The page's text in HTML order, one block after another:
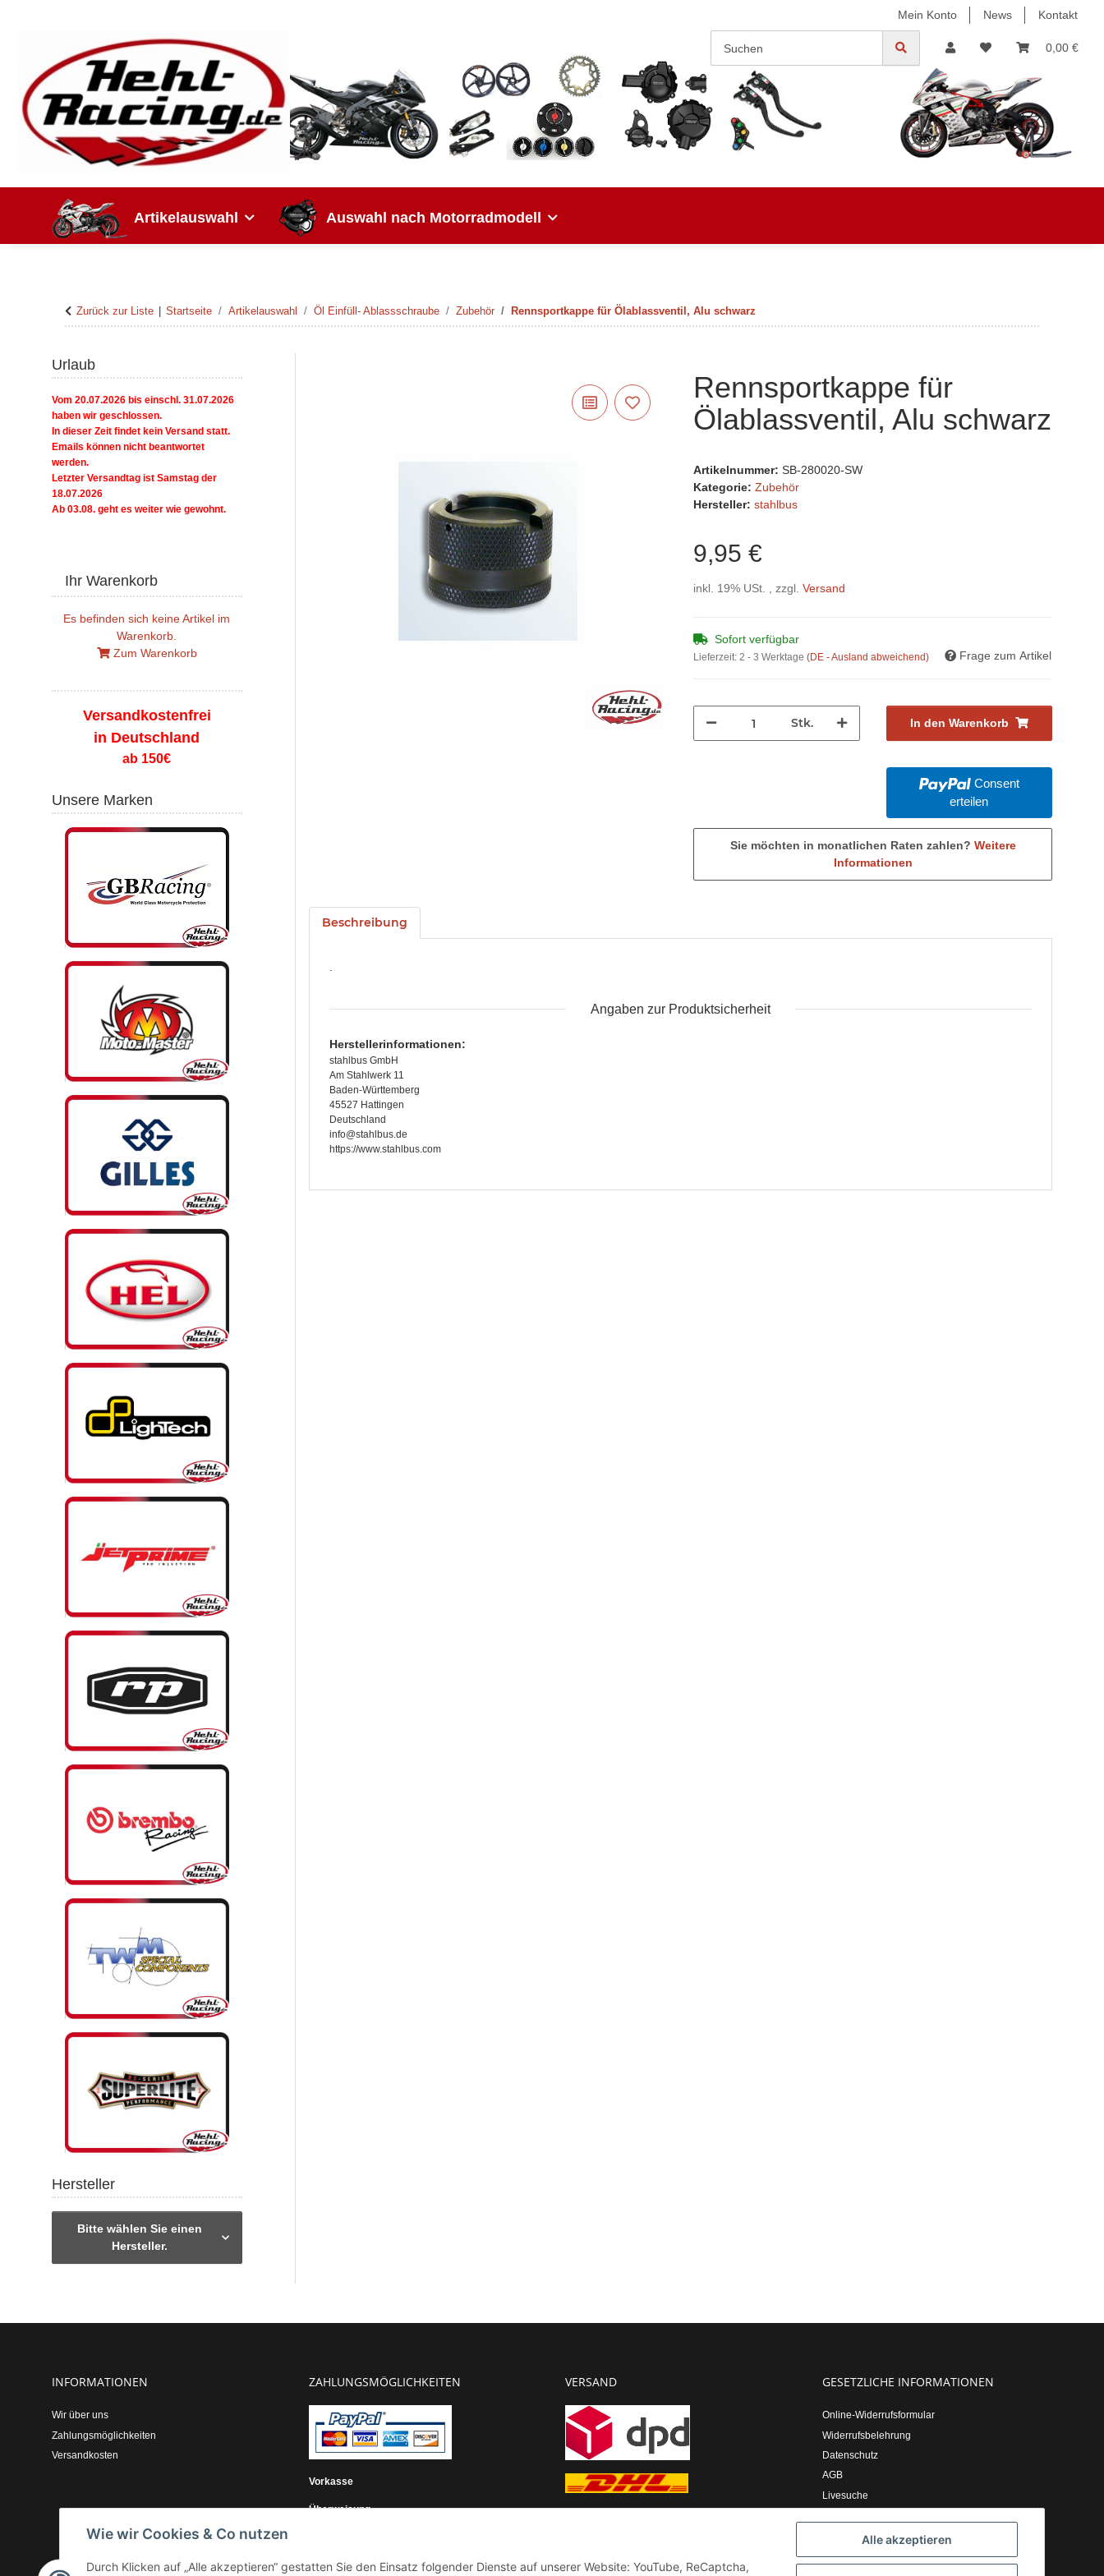
Alle akzeptieren
Wie wir Cookies & Co nutzen
Durch Klicken auf „Alle akzeptieren“ gestatten Sie den Einsatz folgender Dienste auf unserer Website: YouTube, ReCaptcha,
Mein Konto News Kontakt
0,00 €
Artikelauswahl Auswahl nach Motorradmodell
Zurück zur Liste Startseite Artikelauswahl Öl Einfüll- Ablassschraube Zubehör Rennsportkappe für Ölablassventil, Alu schwarz
Rennsportkappe für
Ölablassventil, Alu schwarz
Artikelnummer:SB-280020-SW
Kategorie:Zubehör
Hersteller: stahlbus
9,95 €
inkl. 19% USt. , zzgl.Versand
Sofort verfügbar
Lieferzeit:2 - 3 Werktage(DE - Ausland abweichend) Frage zum Artikel
Stk. In den Warenkorb
Consent
erteilen
Sie möchten in monatlichen Raten zahlen? Weitere
Informationen
Beschreibung
.
Angaben zur Produktsicherheit
Herstellerinformationen:
stahlbus GmbH
Am Stahlwerk 11
Baden-Württemberg
45527 Hattingen
Deutschland
info@stahlbus.de
https://www.stahlbus.com
Urlaub
Vom 20.07.2026 bis einschl. 31.07.2026
haben wir geschlossen.
In dieser Zeit findet kein Versand statt.
Emails können nicht beantwortet
werden.
Letzter Versandtag ist Samstag der
18.07.2026
Ab 03.08. geht es weiter wie gewohnt.
Ihr Warenkorb
Es befinden sich keine Artikel im
Warenkorb.
Zum Warenkorb
Versandkostenfrei
in Deutschland
ab 150€
Unsere Marken
Hersteller
Bitte wählen Sie einen
Hersteller.
INFORMATIONEN
Wir über uns
Zahlungsmöglichkeiten
Versandkosten
ZAHLUNGSMÖGLICHKEITEN
Vorkasse
Überweisung
VERSAND GESETZLICHE INFORMATIONEN
Online-Widerrufsformular
Widerrufsbelehrung
Datenschutz
AGB
Livesuche
Impressum